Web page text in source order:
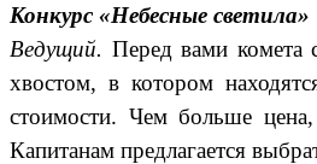
Конкурс «Небесные светила»
Ведущий. Перед вами комета
хвостом, в котором
стоимости. Чем больше
Капитанам предлагается